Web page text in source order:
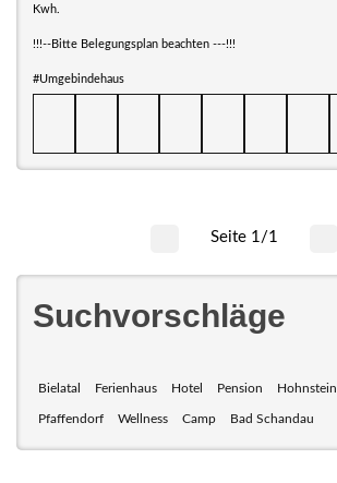
Kwh.
!!!--Bitte Belegungsplan beachten ---!!!
#Umgebindehaus
Seite 1/1
Suchvorschläge
Bielatal Ferienhaus Hotel Pension Hohnstein
Pfaffendorf Wellness Camp Bad Schandau